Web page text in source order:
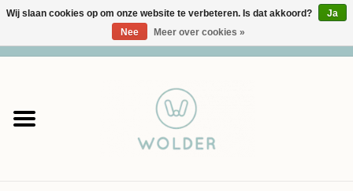
Garens
Wij slaan cookies op om onze website te verbeteren. Is dat akkoord?
Ja
Nee
Meer over cookies »